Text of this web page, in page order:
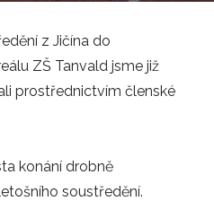
z Jičína do
ZŠ Tanvald jsme již
prostřednictvím členské
konání drobně
soustředění.